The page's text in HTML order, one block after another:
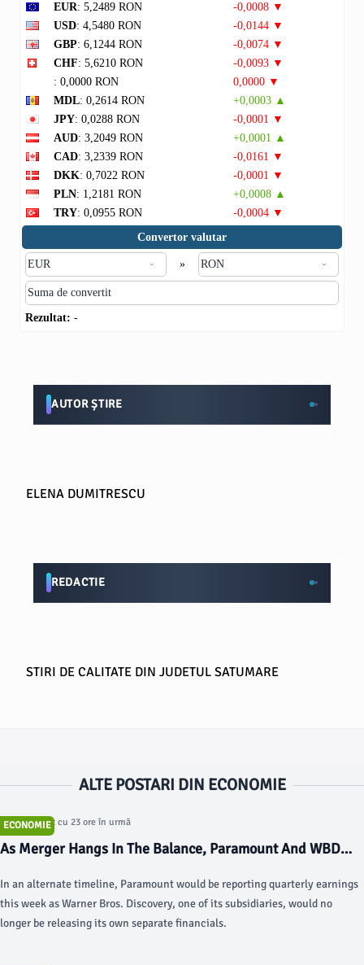
EUR: 5,2489 RON
-0,0008 ▼
USD: 4,5480 RON
-0,0144 ▼
GBP: 6,1244 RON
-0,0074 ▼
CHF: 5,6210 RON
-0,0093 ▼
: 0,0000 RON
0,0000 ▼
MDL: 0,2614 RON
+0,0003 ▲
JPY: 0,0288 RON
-0,0001 ▼
AUD: 3,2049 RON
+0,0001 ▲
CAD: 3,2339 RON
-0,0161 ▼
DKK: 0,7022 RON
-0,0001 ▼
PLN: 1,2181 RON
+0,0008 ▲
TRY: 0,0955 RON
-0,0004 ▼
Convertor valutar
»
Rezultat: -
AUTOR ȘTIRE
ELENA DUMITRESCU
REDACTIE
STIRI DE CALITATE DIN JUDETUL SATUMARE
ALTE POSTARI DIN ECONOMIE
ECONOMIE
Articol postat cu 23 ore în urmă
As Merger Hangs In The Balance, Paramount And WBD
In an alternate timeline, Paramount would be reporting quarterly earnings
this week as Warner Bros. Discovery, one of its subsidiaries, would no
longer be releasing its own separate financials.